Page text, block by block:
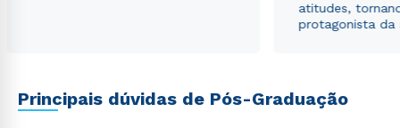
atitudes,
protagonista da
Principais dúvidas de Pós-Graduação